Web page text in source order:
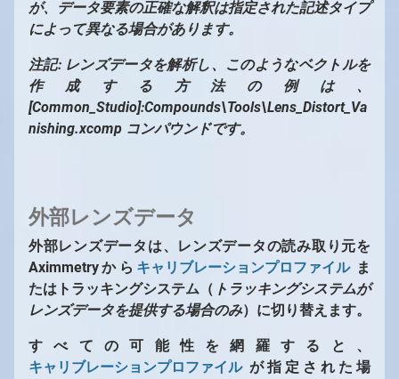
が、データ要素の正確な解釈は指定された記述タイプ
によって異なる場合があります。
注記: レンズデータを解析し、このようなベクトルを
作成する方法の例は、
[Common_Studio]:Compounds\Tools\Lens_Distort_Va
nishing.xcomp コンパウンドです。
外部レンズデータ
外部レンズデータは、レンズデータの読み取り元を
Aximmetryから キャリブレーションプロファイル ま
たはトラッキングシステム（ トラッキングシステムが
レンズデータを提供する場合のみ）に切り替えます。
すべての可能性を網羅すると、
キャリブレーションプロファイル が指定された場